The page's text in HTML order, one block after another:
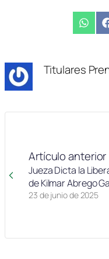
en
Titulares
Artículo anterior
23 de junio de 2025
Jueza Dicta la
de Kilmar Abrego